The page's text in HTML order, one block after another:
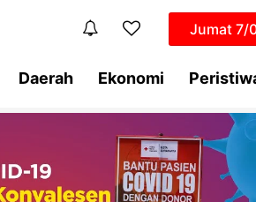
Jumat 7/
Daerah Ekonomi